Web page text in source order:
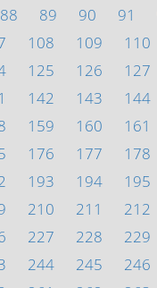
88 89 90 91
108 109 110
125 126 127
142 143 144
159 160 161
176 177 178
193 194 195
210 211 212
227 228 229
244 245 246